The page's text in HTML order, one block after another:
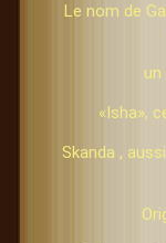
Le nom de
«Isha»,
Skanda ,